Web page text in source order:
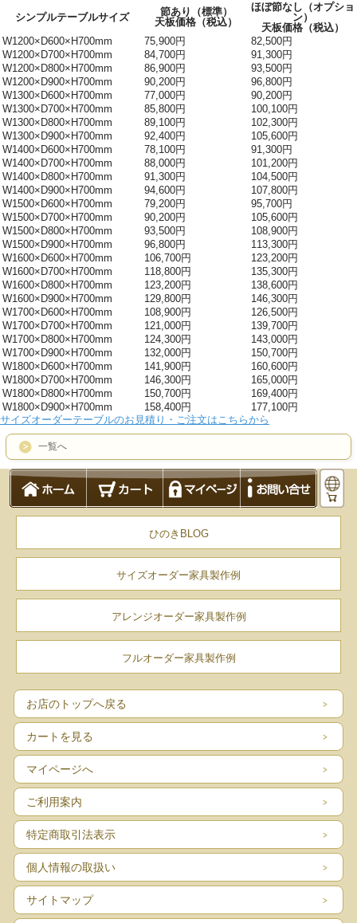
シンプルテーブルサイズ
節あり（標準）
天板価格（税込）
ほぼ節なし（オプショ
ン）
天板価格（税込）
W1200×D600×H700mm
75,900円
82,500円
W1200×D700×H700mm
84,700円
91,300円
W1200×D800×H700mm
86,900円
93,500円
W1200×D900×H700mm
90,200円
96,800円
W1300×D600×H700mm
77,000円
90,200円
W1300×D700×H700mm
85,800円
100,100円
W1300×D800×H700mm
89,100円
102,300円
W1300×D900×H700mm
92,400円
105,600円
W1400×D600×H700mm
78,100円
91,300円
W1400×D700×H700mm
88,000円
101,200円
W1400×D800×H700mm
91,300円
104,500円
W1400×D900×H700mm
94,600円
107,800円
W1500×D600×H700mm
79,200円
95,700円
W1500×D700×H700mm
90,200円
105,600円
W1500×D800×H700mm
93,500円
108,900円
W1500×D900×H700mm
96,800円
113,300円
W1600×D600×H700mm
106,700円
123,200円
W1600×D700×H700mm
118,800円
135,300円
W1600×D800×H700mm
123,200円
138,600円
W1600×D900×H700mm
129,800円
146,300円
W1700×D600×H700mm
108,900円
126,500円
W1700×D700×H700mm
121,000円
139,700円
W1700×D800×H700mm
124,300円
143,000円
W1700×D900×H700mm
132,000円
150,700円
W1800×D600×H700mm
141,900円
160,600円
W1800×D700×H700mm
146,300円
165,000円
W1800×D800×H700mm
150,700円
169,400円
W1800×D900×H700mm
158,400円
177,100円
サイズオーダーテーブルのお見積り・ご注文はこちらから
一覧へ
ひのきBLOG
サイズオーダー家具製作例
アレンジオーダー家具製作例
フルオーダー家具製作例
お店のトップへ戻る
カートを見る
マイページへ
ご利用案内
特定商取引法表示
個人情報の取扱い
サイトマップ